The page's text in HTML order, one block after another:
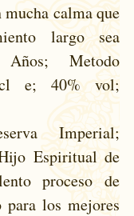
calma que
largo sea
Metodo
cl e; 40% vol;
Imperial;
Espiritual de
proceso de
para los mejores